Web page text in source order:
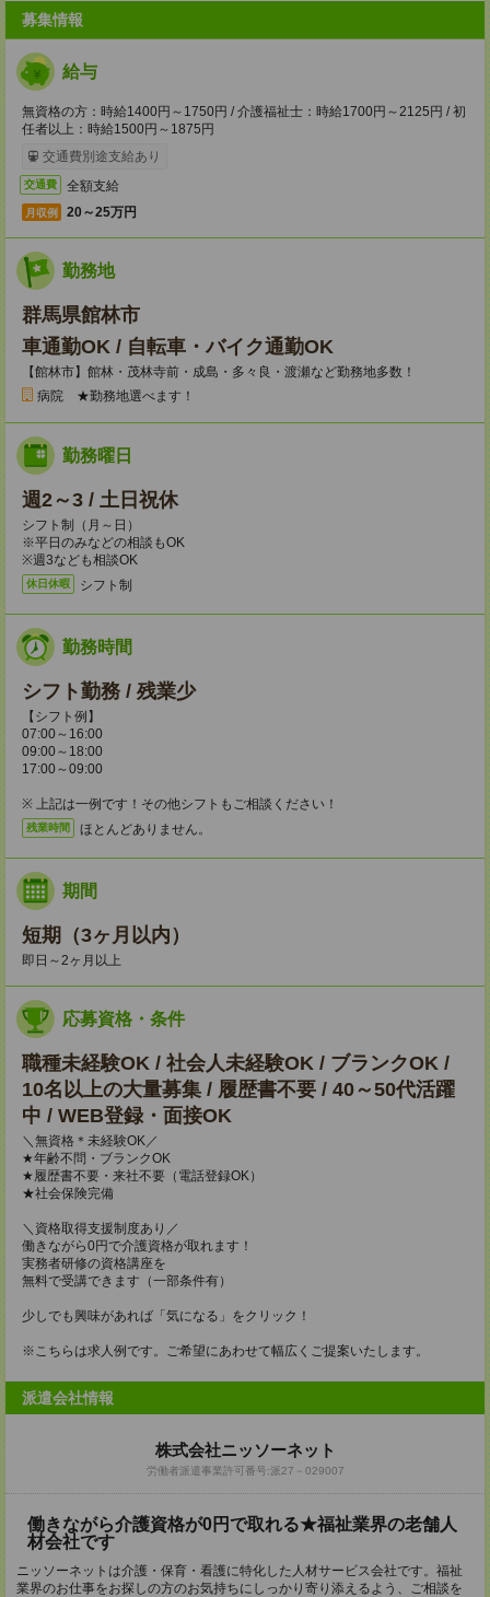
募集情報
給与
無資格の方：時給1400円～1750円 / 介護福祉士：時給1700円～2125円 / 初
任者以上：時給1500円～1875円
交通費別途支給あり
交通費 全額支給
月収例 20～25万円
勤務地
群馬県館林市
車通勤OK / 自転車・バイク通勤OK
【館林市】館林・茂林寺前・成島・多々良・渡瀬など勤務地多数！
病院 ★勤務地選べます！
勤務曜日
週2～3 / 土日祝休
シフト制（月～日）
※平日のみなどの相談もOK
※週3なども相談OK
休日休暇 シフト制
勤務時間
シフト勤務 / 残業少
【シフト例】
07:00～16:00
09:00～18:00
17:00～09:00
※ 上記は一例です！その他シフトもご相談ください！
残業時間 ほとんどありません。
期間
短期（3ヶ月以内）
即日～2ヶ月以上
応募資格・条件
職種未経験OK / 社会人未経験OK / ブランクOK /
10名以上の大量募集 / 履歴書不要 / 40～50代活躍
中 / WEB登録・面接OK
＼無資格＊未経験OK／
★年齢不問・ブランクOK
★履歴書不要・来社不要（電話登録OK）
★社会保険完備
＼資格取得支援制度あり／
働きながら0円で介護資格が取れます！
実務者研修の資格講座を
無料で受講できます（一部条件有）
少しでも興味があれば「気になる」をクリック！
※こちらは求人例です。ご希望にあわせて幅広くご提案いたします。
派遣会社情報
株式会社ニッソーネット
労働者派遣事業許可番号:派27－029007
働きながら介護資格が0円で取れる★福祉業界の老舗人
材会社です
ニッソーネットは介護・保育・看護に特化した人材サービス会社です。福祉
業界のお仕事をお探しの方のお気持ちにしっかり寄り添えるよう、ご相談を